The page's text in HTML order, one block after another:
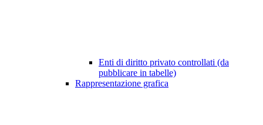
Enti di diritto privato controllati (da
pubblicare in tabelle)
Rappresentazione grafica